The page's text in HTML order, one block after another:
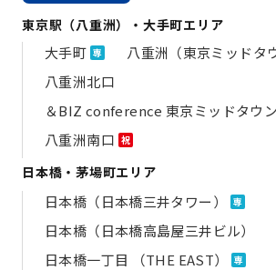
東京駅（八重洲）・大手町エリア
大手町 専 八重洲（東京ミッドタ
八重洲北口
＆BIZ conference 東京ミッドタウ
八重洲南口 祝
日本橋・茅場町エリア
日本橋（日本橋三井タワー） 専
日本橋（日本橋高島屋三井ビル）
日本橋一丁目 （THE EAST）
専